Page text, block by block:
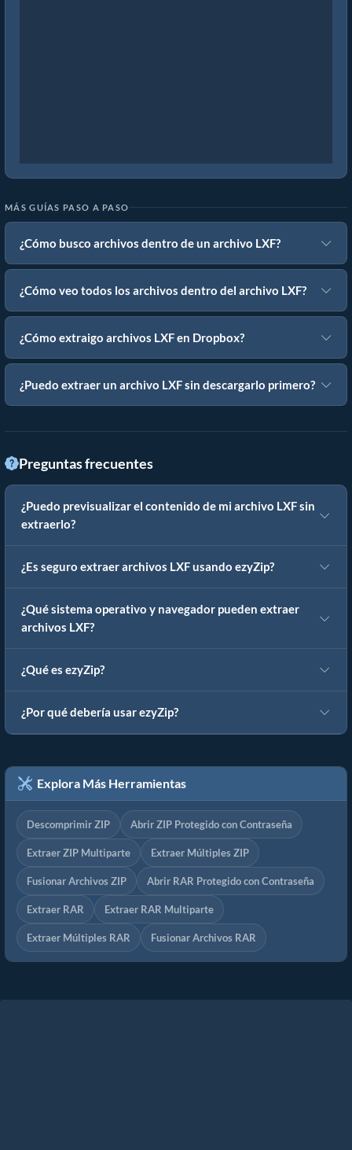
MÁS GUÍAS PASO A PASO
¿Cómo busco archivos dentro de un archivo LXF?
¿Cómo veo todos los archivos dentro del archivo LXF?
¿Cómo extraigo archivos LXF en Dropbox?
¿Puedo extraer un archivo LXF sin descargarlo primero?
Preguntas frecuentes
¿Puedo previsualizar el contenido de mi archivo LXF sin
extraerlo?
¿Es seguro extraer archivos LXF usando ezyZip?
¿Qué sistema operativo y navegador pueden extraer
archivos LXF?
¿Qué es ezyZip?
¿Por qué debería usar ezyZip?
Explora Más Herramientas
Descomprimir ZIP Abrir ZIP Protegido con Contraseña
Extraer ZIP Multiparte Extraer Múltiples ZIP
Fusionar Archivos ZIP Abrir RAR Protegido con Contraseña
Extraer RAR Extraer RAR Multiparte
Extraer Múltiples RAR Fusionar Archivos RAR